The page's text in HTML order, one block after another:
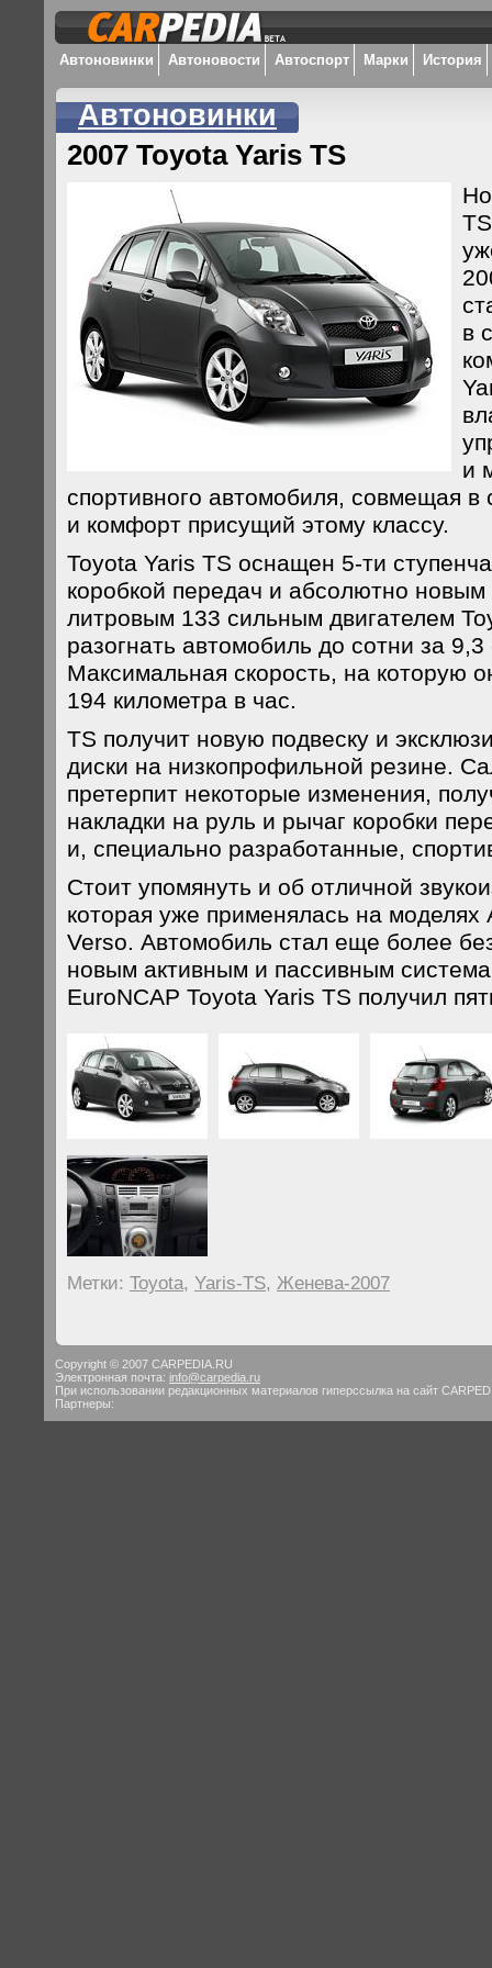
Автоновинки Автоновости Автоспорт Марки История
Автоновинки
2007 Toyota Yaris TS
в
и
спортивного автомобиля, совмещая в
и комфорт присущий этому классу.
Toyota Yaris TS оснащен 5-ти
коробкой передач и абсолютно
литровым 133 сильным двигателем
разогнать автомобиль до сотни за
Максимальная скорость, на которую
194 километра в час.
TS получит новую подвеску и
диски на низкопрофильной резине.
претерпит некоторые изменения,
накладки на руль и рычаг коробки
и, специально разработанные,
Стоит упомянуть и об отличной
которая уже применялась на моделях
Verso. Автомобиль стал еще более
новым активным и пассивным
EuroNCAP Toyota Yaris TS получил
Метки: Toyota, Yaris-TS, Женева-2007
Copyright © 2007 CARPEDIA.RU
Электронная почта: info@carpedia.ru
При использовании редакционных материалов гиперссылка на сайт
Партнеры: